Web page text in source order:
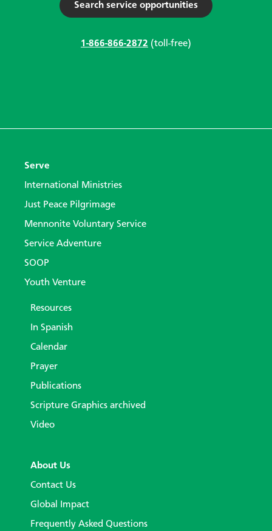
Search service opportunities
1-866-866-2872 (toll-free)
Serve
International Ministries
Just Peace Pilgrimage
Mennonite Voluntary Service
Service Adventure
SOOP
Youth Venture
Resources
In Spanish
Calendar
Prayer
Publications
Scripture Graphics archived
Video
About Us
Contact Us
Global Impact
Frequently Asked Questions